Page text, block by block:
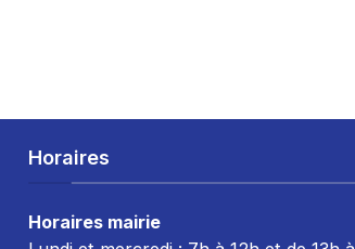
Horaires
Horaires mairie